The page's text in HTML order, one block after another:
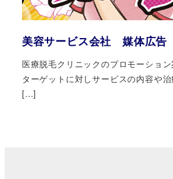
美容サービス会社 媒体広告
医療脱毛クリニックのプロモーショ
ターゲットに対しサービスの内容や
[…]